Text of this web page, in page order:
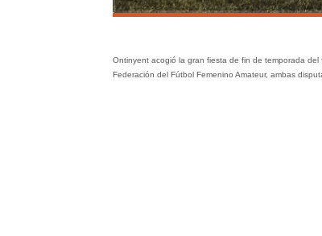
Ontinyent acogió la gran fiesta de fin de temporada
Federación del Fútbol Femenino Amateur, ambas